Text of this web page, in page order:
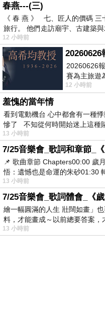
春燕---(三)
《 春 燕 》 七、匠人的價碼
旅行。 他們走訪廟宇、古建築
12 小時前
20260626
20260626
賽為主旅遊
支............
12 小時前
羞愧的當年情
看到電動機台 心中都會有一種
慘了 不知從何時開始迷上這種
13 小時前
7/25音樂會_歌詞和章節_《
📌 歌曲章節 Chapters00:00​ 歲
悟：遺憾也是命運的朱砂01:30​
13 小時前
7/25音樂會_歌詞體會_《歲
繪一幅圓滿的人生 壯闊如畫」
料，才能畫成～以前總要答案
在教
13 小時前